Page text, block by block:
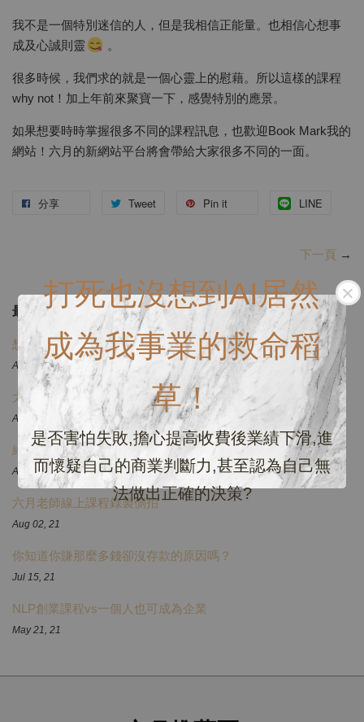
打死也沒想到AI居然
成為我事業的救命稻
草！
是否害怕失敗,擔心提高收費後業績下滑,進
而懷疑自己的商業判斷力,甚至認為自己無
法做出正確的決策?
我不是一個特別迷信的人，但是我相信正能量。也相信心想事
成及心誠則靈
。
很多時候，我們求的就是一個心靈上的慰藉。所以這樣的課程
why not！加上年前來聚寶一下，感覺特別的應景。
如果想要時時掌握很多不同的課程訊息，也歡迎Book Mark我的
網站！六月的新網站平台將會帶給大家很多不同的一面。
分享 Tweet Pin it LINE
下一頁 →
最新文章
想偷窺一下六月私群的經營方式嗎？
Aug 12, 21
太誇張了！不知不覺我的線上教學課程已經這麼多了！
Aug 07, 21
給美睫小白的社群
Aug 04, 21
六月老師線上課程錄製側拍
Aug 02, 21
你知道你賺那麼多錢卻沒存款的原因嗎？
Jul 15, 21
NLP創業課程vs一個人也可成為企業
May 21, 21